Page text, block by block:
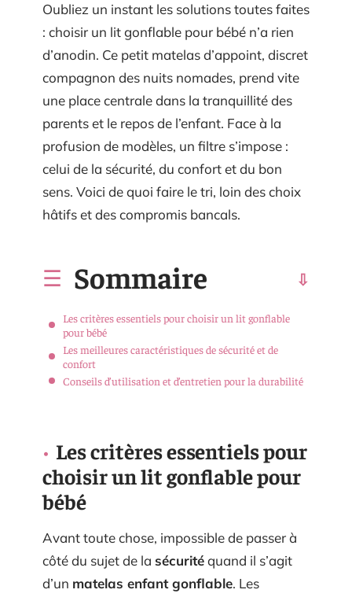
Oubliez un instant les solutions toutes faites
: choisir un lit gonflable pour bébé n’a rien
d’anodin. Ce petit matelas d’appoint, discret
compagnon des nuits nomades, prend vite
une place centrale dans la tranquillité des
parents et le repos de l’enfant. Face à la
profusion de modèles, un filtre s’impose :
celui de la sécurité, du confort et du bon
sens. Voici de quoi faire le tri, loin des choix
hâtifs et des compromis bancals.
Sommaire
Les critères essentiels pour choisir un lit gonflable
pour bébé
Les meilleures caractéristiques de sécurité et de
confort
Conseils d’utilisation et d’entretien pour la durabilité
Les critères essentiels pour
choisir un lit gonflable pour
bébé
Avant toute chose, impossible de passer à
côté du sujet de la sécuritéquand il s’agit
d’un matelas enfant gonflable. Les